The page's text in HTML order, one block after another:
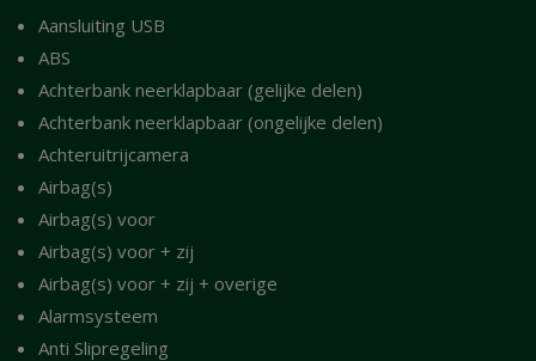
Aansluiting USB
ABS
Achterbank neerklapbaar (gelijke delen)
Achterbank neerklapbaar (ongelijke delen)
Achteruitrijcamera
Airbag(s)
Airbag(s) voor
Airbag(s) voor + zij
Airbag(s) voor + zij + overige
Alarmsysteem
Anti Slipregeling